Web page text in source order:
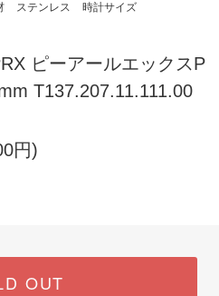
ステンレス
時計サイズ
ピーアールエックスP
T137.207.11.111.00
円)
OUT